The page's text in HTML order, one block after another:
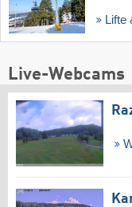
Lifte
Live-Webcams